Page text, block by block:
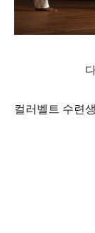
컬러벨트 수련